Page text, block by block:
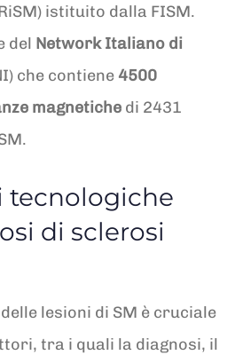
istituito dalla FISM.
del Network Italiano di
che contiene 4500
magnetiche di 2431
tecnologiche
di sclerosi
lesioni di SM è cruciale
tra i quali la diagnosi, il